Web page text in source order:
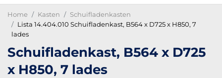
Home Kasten
Schuifladenkasten
Lista 14.404.010 Schuifladenkast, B564 x D725 x H850, 7
lades
Schuifladenkast, B564 x D725
x H850, 7 lades